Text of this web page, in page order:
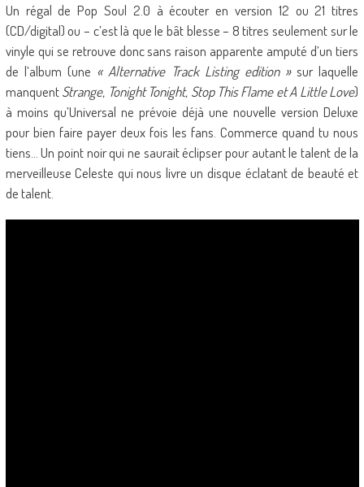
Un régal de Pop Soul 2.0 à écouter en version 12 ou 21 titres
(CD/digital) ou – c’est là que le bât blesse – 8 titres seulement sur le
vinyle qui se retrouve donc sans raison apparente amputé d’un tiers
de l’album (une « Alternative Track Listing edition »sur laquelle
manquentStrange, Tonight Tonight, Stop This Flame et A Little Love)
à moins qu’Universal ne prévoie déjà une nouvelle version Deluxe
pour bien faire payer deux fois les fans. Commerce quand tu nous
tiens… Un point noir qui ne saurait éclipser pour autant le talent de la
merveilleuse Celeste qui nous livre un disque éclatant de beauté et
de talent.